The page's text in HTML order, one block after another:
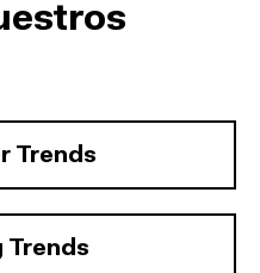
Trends
Trends